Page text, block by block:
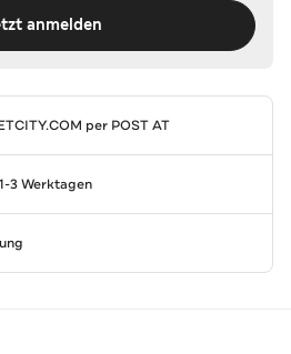
anmelden
per POST AT
3 Werktagen